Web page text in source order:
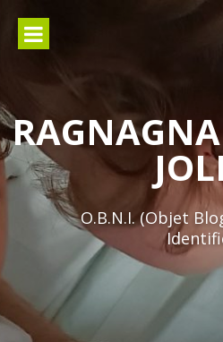
contenu
O.B.N.I. (Objet